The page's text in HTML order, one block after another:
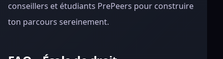
conseillers et étudiants PrePeers pour construire
ton parcours sereinement.